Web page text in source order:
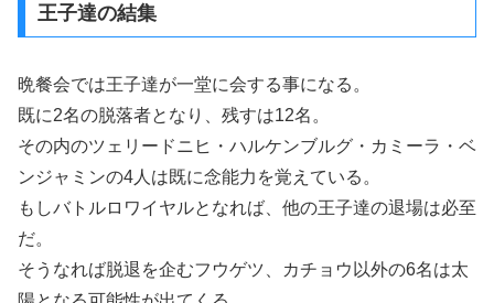
王子達の結集
晩餐会では王子達が一堂に会する事になる。
既に2名の脱落者となり、残すは12名。
その内のツェリードニヒ・ハルケンブルグ・カミーラ・ベ
ンジャミンの4人は既に念能力を覚えている。
もしバトルロワイヤルとなれば、他の王子達の退場は必至
だ。
そうなれば脱退を企むフウゲツ、カチョウ以外の6名は太